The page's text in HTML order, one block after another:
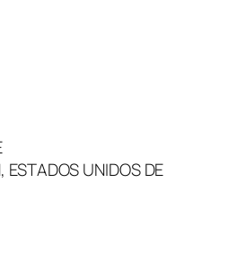
ESTADOS UNIDOS DE